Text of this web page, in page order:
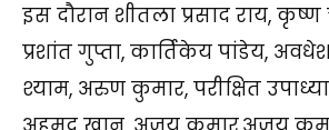
इस दौरान शीतला प्रसाद राय, कृष्ण
प्रशांत गुप्ता, कार्तिकेय पांडेय, अवधेश
श्याम, अरुण कुमार, परीक्षित